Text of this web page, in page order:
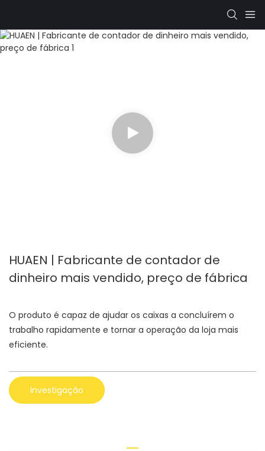
HUAEN | Fabricante de contador de
dinheiro mais vendido, preço de fábrica
O produto é capaz de ajudar os caixas a concluírem o
trabalho rapidamente e tornar a operação da loja mais
eficiente.
investigação